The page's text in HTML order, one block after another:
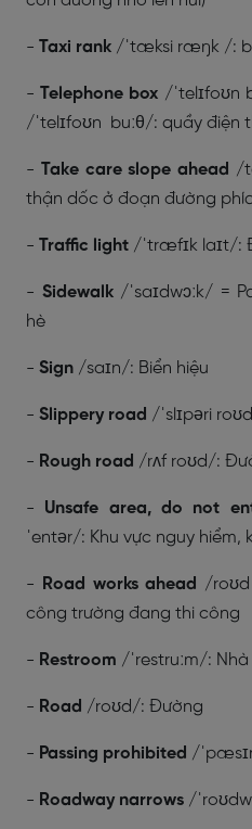
- Taxi rank /ˈtæksi ræŋk /:
-Telephone box /ˈtelɪfoʊn
/ˈtelɪfoʊn buːθ/: quầy điện
- Take care slope ahead /
thận dốc ở đoạn đường
- Traffic light /ˈtræfɪk laɪt/:
- Sidewalk/ˈsaɪdwɔːk/ =
hè
- Sign /saɪn/: Biển hiệu
- Slippery road /ˈslɪpəri
- Rough road /rʌf roʊd/:
- Unsafe area, do not
ˈentər/: Khu vực nguy hiểm,
- Road works ahead /roʊd
công trường đang thi công
- Restroom /ˈrestruːm/:
- Road /roʊd/: Đường
- Passing prohibited /
- Roadway narrows /